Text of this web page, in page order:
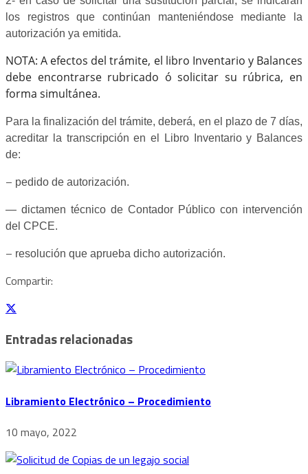
los registros que continúan manteniéndose mediante la
autorización ya emitida.
NOTA:A efectos del trámite, el libro Inventario y Balances
debe encontrarse rubricado ó solicitar su rúbrica, en
forma simultánea.
Para la finalización del trámite, deberá, en el plazo de 7 días,
acreditar la transcripción en el Libro Inventario y Balances
de:
– pedido de autorización.
— dictamen técnico de Contador Público con intervención
del CPCE.
– resolución que aprueba dicho autorización.
Compartir:
Entradas relacionadas
Libramiento Electrónico – Procedimiento
10 mayo, 2022